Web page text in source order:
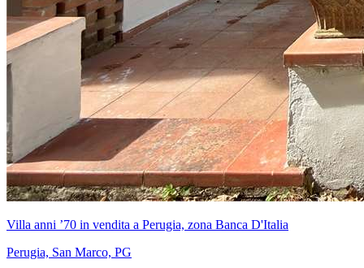
Villa anni ’70 in vendita a Perugia, zona Banca D'Italia
Perugia, San Marco, PG